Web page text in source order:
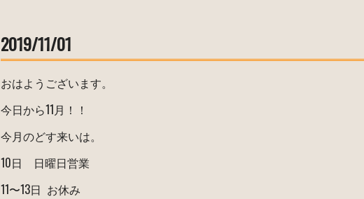
2019/11/01
おはようございます。
今日から11月！！
今月のどす来いは。
10日 日曜日営業
11〜13日 お休み